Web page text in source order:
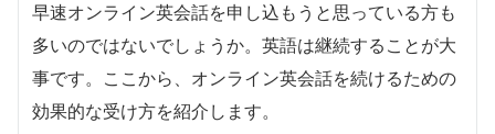
早速オンライン英会話を申し込もうと思っている方も
多いのではないでしょうか。英語は継続することが大
事です。ここから、オンライン英会話を続けるための
効果的な受け方を紹介します。